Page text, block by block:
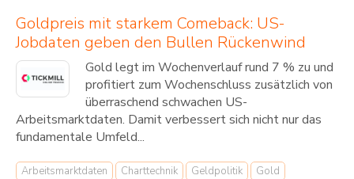
Goldpreis mit starkem Comeback: US-
Jobdaten geben den Bullen Rückenwind
Gold legt im Wochenverlauf rund 7 % zu und
profitiert zum Wochenschluss zusätzlich von
überraschend schwachen US-
Arbeitsmarktdaten. Damit verbessert sich nicht nur das
fundamentale Umfeld...
Arbeitsmarktdaten Charttechnik Geldpolitik
Gold